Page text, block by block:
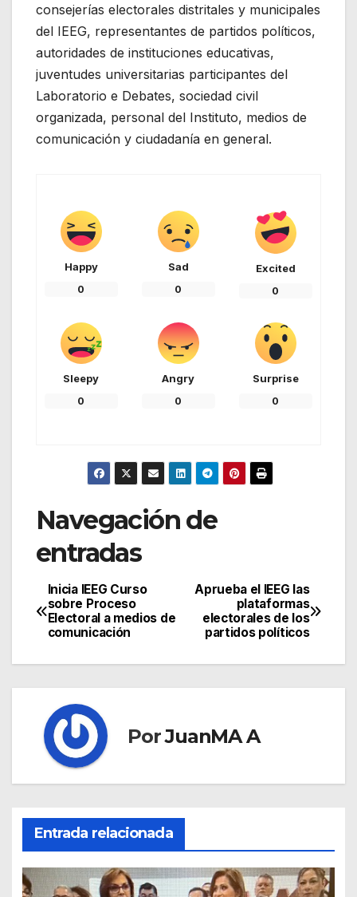
consejerías electorales distritales y municipales
del IEEG, representantes de partidos políticos,
autoridades de instituciones educativas,
juventudes universitarias participantes del
Laboratorio e Debates, sociedad civil
organizada, personal del Instituto, medios de
comunicación y ciudadanía en general.
Happy
0
Sad
0
Excited
0
Sleepy
0
Angry
0
Surprise
0
Navegación de
entradas
Aprueba el IEEG las
plataformas
electorales de los
partidos políticos
Inicia IEEG Curso
sobre Proceso
Electoral a medios de
comunicación
PorJuanMA A
Entrada relacionada